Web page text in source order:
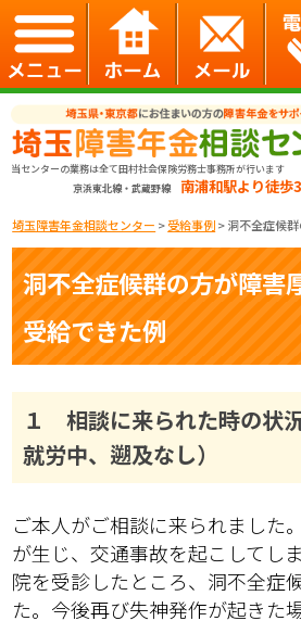
当センターの業務は全て田村社会保険労務士事務所が行います
京浜東北線・武蔵野線 南浦和駅より徒歩
埼玉障害年金相談センター >受給事例>洞不全症候
洞不全症候群の方が障害
受給できた例
１ 相談に来られた時の状
就労中、遡及なし）
ご本人がご相談に来られました
が生じ、交通事故を起こしてし
院を受診したところ、洞不全症
た。今後再び失神発作が起きた